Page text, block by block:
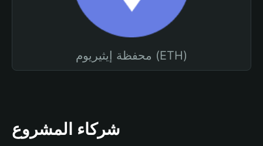
محفظة إيثيريوم (ETH)
شركاء المشروع